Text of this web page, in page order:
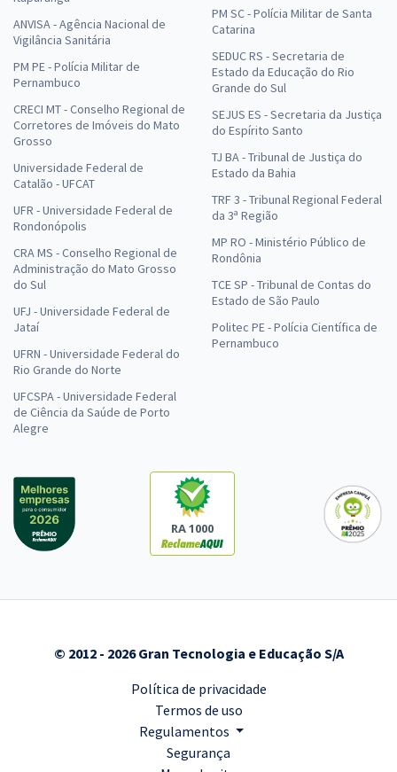
ANVISA - Agência Nacional de
Vigilância Sanitária
PM PE - Polícia Militar de
Pernambuco
CRECI MT - Conselho Regional de
Corretores de Imóveis do Mato
Grosso
Universidade Federal de
Catalão - UFCAT
UFR - Universidade Federal de
Rondonópolis
CRA MS - Conselho Regional de
Administração do Mato Grosso
do Sul
UFJ - Universidade Federal de
Jataí
UFRN - Universidade Federal do
Rio Grande do Norte
UFCSPA - Universidade Federal
de Ciência da Saúde de Porto
Alegre
PM SC - Polícia Militar de Santa
Catarina
SEDUC RS - Secretaria de
Estado da Educação do Rio
Grande do Sul
SEJUS ES - Secretaria da Justiça
do Espírito Santo
TJ BA - Tribunal de Justiça do
Estado da Bahia
TRF 3 - Tribunal Regional Federal
da 3ª Região
MP RO - Ministério Público de
Rondônia
TCE SP - Tribunal de Contas do
Estado de São Paulo
Politec PE - Polícia Científica de
Pernambuco
RA 1000
© 2012 - 2026 Gran Tecnologia e Educação S/A
Política de privacidade
Termos de uso
Regulamentos
Segurança